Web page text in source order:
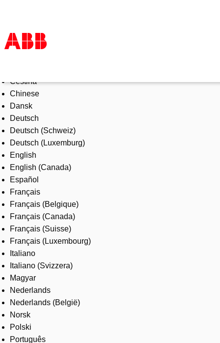
Products & Solutions
Industries
Services
About us
Where to buy
Contact us
Careers
Čeština
Chinese
Dansk
Deutsch
Deutsch (Schweiz)
Deutsch (Luxemburg)
English
English (Canada)
Español
Français
Français (Belgique)
Français (Canada)
Français (Suisse)
Français (Luxembourg)
Italiano
Italiano (Svizzera)
Magyar
Nederlands
Nederlands (België)
Norsk
Polski
Português